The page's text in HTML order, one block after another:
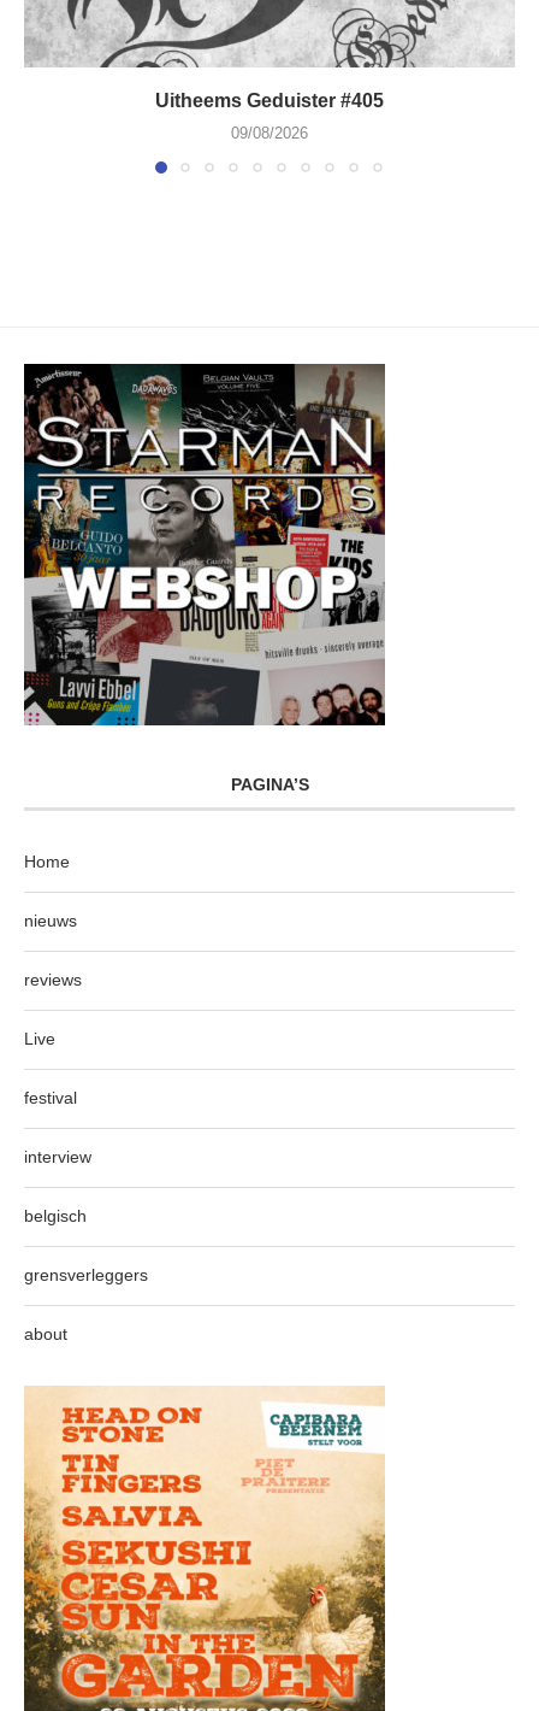
Uitheems Geduister #405
09/08/2026
PAGINA’S
Home
nieuws
reviews
Live
festival
interview
belgisch
grensverleggers
about